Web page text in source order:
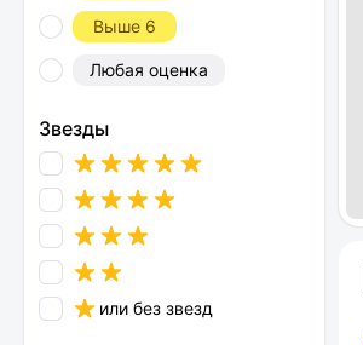
Выше 6
Любая оценка
Звезды
или без звезд